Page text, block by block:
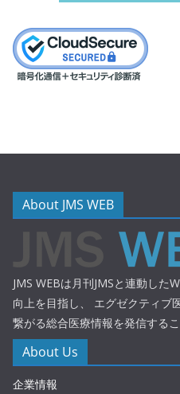
About JMS WEB
JMS WEBは月刊JMSと連動した
向上を目指し、 エグゼクティブ
繋がる総合医療情報を発信する
About Us
企業情報